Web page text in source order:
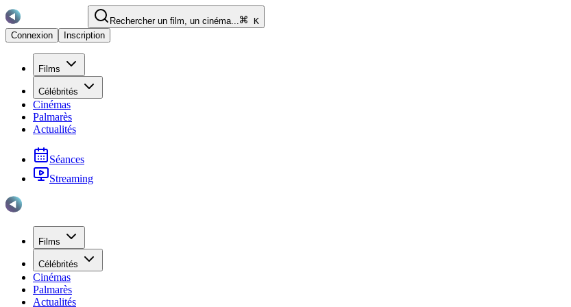
Rechercher un film, un cinéma...
K
Connexion
Inscription
Films
Célébrités
Cinémas
Palmarès
Actualités
Séances
Streaming
Films
Célébrités
Cinémas
Palmarès
Actualités